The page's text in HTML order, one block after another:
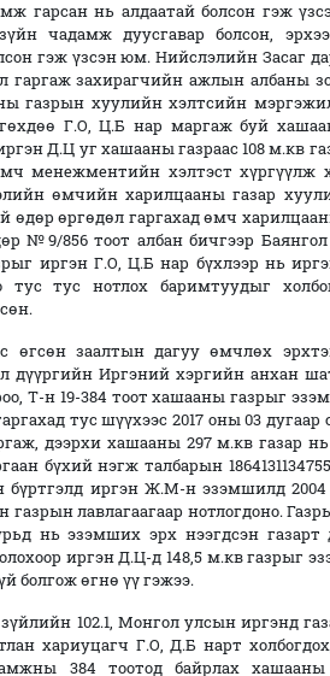
гарсан нь алдаатай болсон гэж
чадамж дуусгавар болсон,
гэж үзсэн юм. Нийслэлийн Засаг
гаргаж захирагчийн ажлын албаны
газрын хуулийн хэлтсийн
Г.О, Ц.Б нар маргаж буй
Д.Ц уг хашааны газраас 108 м.кв
менежментийн хэлтэст хүргүүлж
өмчийн харилцааны газар
өдөр өргөдөл гаргахад өмч
№9/856 тоот албан бичгээр Баянгол
иргэн Г.О, Ц.Б нар бүхлээр нь
тус нотлох баримтуудыг
өгсөн заалтын дагуу өмчлөх
дүүргийн Иргэний хэргийн анхан
Т-н 19-384 тоот хашааны газрыг
тус шүүхээс 2017 оны 03
дээрхи хашааны 297 м.кв газар
бүхий нэгж талбарын
иргэн Ж.М-н эзэмшилд 2004
газрын лавлагаагаар нотлогдоно.
нь эзэмших эрх нээгдсэн
иргэн Д.Ц-д 148,5 м.кв газрыг
болгож өгнө үү гэжээ.
102.1, Монгол улсын иргэнд
хариуцагч Г.О, Д.Б нарт
384 тоотод байрлах